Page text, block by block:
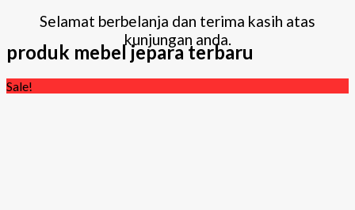
Selamat berbelanja dan terima kasih atas
kunjungan anda.
produk mebel jepara terbaru
Sale!